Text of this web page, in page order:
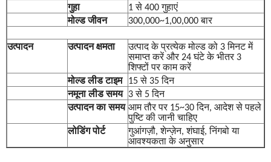
गुहा
1 से 400 गुहाएं
मोल्ड जीवन
300,000~1,00,000 बार
उत्पादन उत्पादन क्षमता
उत्पाद के प्रत्येक मोल्ड को 3 मिनट में
समाप्त करें और 24 घंटे के भीतर 3
शिफ्टों पर काम करें
मोल्ड लीड टाइम
15 से 35 दिन
नमूना लीड समय
3 से 5 दिन
उत्पादन का समय आम तौर पर 15~30 दिन, आदेश से पहले
पुष्टि की जानी चाहिए
लोडिंग पोर्ट
गुआंगज़ौ, शेन्ज़ेन, शंघाई, निंगबो या
आवश्यकता के अनुसार